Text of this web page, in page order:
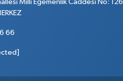
Milli Egemenlik Caddesi No: 126
66